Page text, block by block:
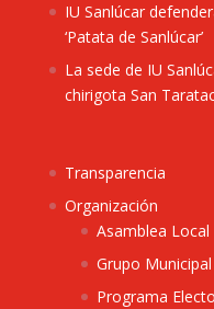
IU Sanlúcar
‘Patata de Sanlúcar’
La sede de IU
chirigota San
Transparencia
Organización
Asamblea Local
Grupo Municipal
Programa